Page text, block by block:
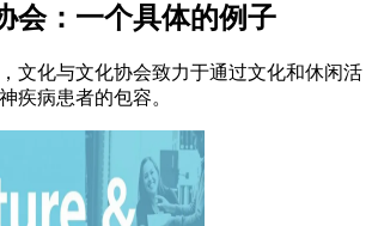
会：一个具体的例子
文化与文化协会致力于通过文化和休闲活
疾病患者的包容。